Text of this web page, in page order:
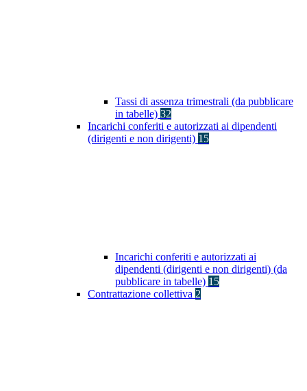
Tassi di assenza trimestrali (da pubblicare
in tabelle) 32
Incarichi conferiti e autorizzati ai dipendenti
(dirigenti e non dirigenti) 15
Incarichi conferiti e autorizzati ai
dipendenti (dirigenti e non dirigenti) (da
pubblicare in tabelle) 15
Contrattazione collettiva 2